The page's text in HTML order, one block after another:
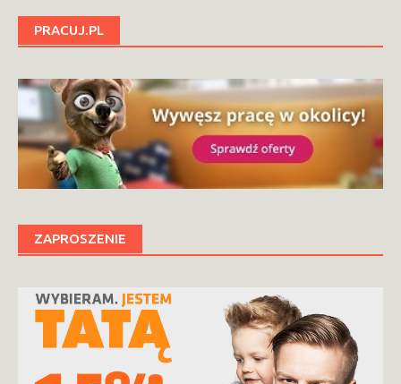
PRACUJ.PL
ZAPROSZENIE